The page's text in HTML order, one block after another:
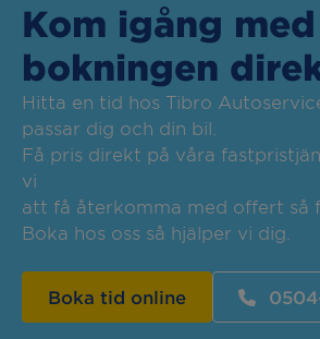
Kom igång med
bokningen
Hitta en tid hos Tibro
passar dig och din bil.
Få pris direkt på våra
vi
att få återkomma med offert så
Boka hos oss så hjälper vi dig.
Boka tid online